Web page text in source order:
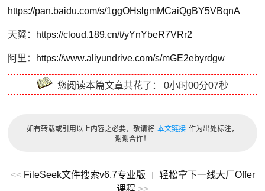
https://pan.baidu.com/s/1ggOHslgmMCaiQgBY5VBqnA
天翼： https://cloud.189.cn/t/yYnYbeR7VRr2
阿里： https://www.aliyundrive.com/s/mGE2ebyrdgw
您阅读本篇文章共花了： 0小时00分07秒
如有转载或引用以上内容之必要，敬请将 本文链接 作为出处标注，
谢谢合作！
<< FileSeek文件搜索v6.7专业版 |
轻松拿下一线大厂Offer
课程 >>